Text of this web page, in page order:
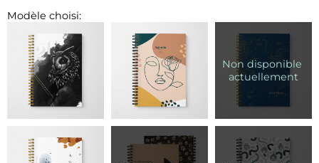
Modèle choisi: